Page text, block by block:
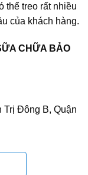
thể treo rất nhiều
của khách hàng.
CHỮA BẢO
Đông B, Quận